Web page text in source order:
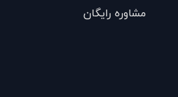
مشاوره رایگان